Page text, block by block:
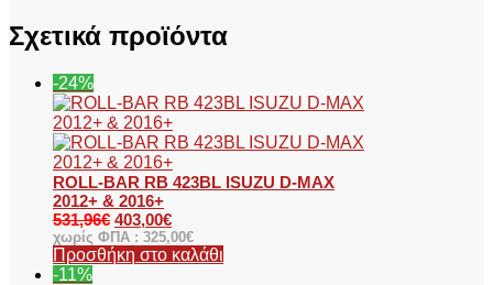
Σχετικά προϊόντα
-24%
ROLL-BAR RB 423BL ISUZU D-MAX
2012+ & 2016+
531,96€ 403,00€
χωρίς ΦΠΑ : 325,00€
Προσθήκη στο καλάθι
-11%